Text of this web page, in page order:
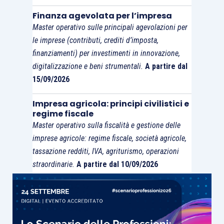
costantemente i collaboratori.Come Rambo che
si cuce il braccio da solo, senza anestesia.
Vincendo la paura. Dopo si sta meglio, ma all’inizio
è una tragedia.
tutto lo staff dello studio. Imparare ad usare i
nostri strumenti tecnologici e informatici al
meglio. Essere più competenti e rapidi nella
risposta del Genio della Lampada. Essere cortesi
e risoluti come assistenti di volo, simpatici ed
efficienti come animatori di un villaggio turistico.
Tanti piccoli Mandrake pronti a fare continue
magie per i nostri clienti.
Finanza agevolata per l’impresa
Master operativo sulle principali agevolazioni per
le imprese (contributi, crediti d’imposta,
finanziamenti) per investimenti in innovazione,
digitalizzazione e beni strumentali. A partire dal
15/09/2026
Impresa agricola: principi civilistici e
regime fiscale
Master operativo sulla fiscalità e gestione delle
imprese agricole: regime fiscale, società agricole,
tassazione redditi, IVA, agriturismo, operazioni
straordinarie. A partire dal 10/09/2026